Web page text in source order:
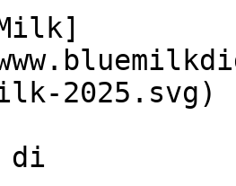
2025.svg)
di